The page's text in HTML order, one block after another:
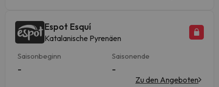
Espot Esquí
Katalanische Pyrenäen
Saisonbeginn
-
Saisonende
-
Zu den Angeboten